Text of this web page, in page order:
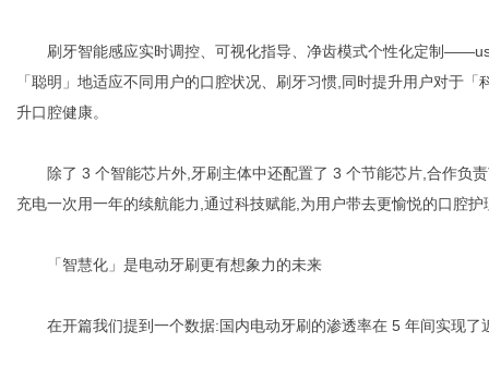
刷牙智能感应实时调控、可视化指导、净齿模式个性化定制
「聪明」地适应不同用户的口腔状况、刷牙习惯,同时提升用户对于
升口腔健康。
除了 3 个智能芯片外,牙刷主体中还配置了 3 个节能芯片,合作负
充电一次用一年的续航能力,通过科技赋能,为用户带去更愉悦的口腔护
「智慧化」是电动牙刷更有想象力的未来
在开篇我们提到一个数据:国内电动牙刷的渗透率在 5 年间实现了